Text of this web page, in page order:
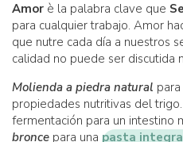
Amor è la palabra clave que
para cualquier trabajo. Amor
que nutre cada día a nuestros
calidad no puede ser discutida
Molienda a piedra natural
propiedades nutritivas del
fermentación para un intestino
bronce para una pasta